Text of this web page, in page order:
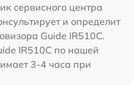
сервисного центра
и определит
Guide IR510C.
IR510C по нашей
3-4 часа при